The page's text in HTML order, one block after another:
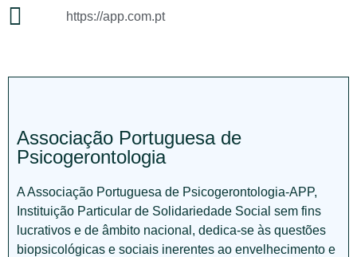
https://app.com.pt
Associação Portuguesa de
Psicogerontologia
A Associação Portuguesa de Psicogerontologia-APP,
Instituição Particular de Solidariedade Social sem fins
lucrativos e de âmbito nacional, dedica-se às questões
biopsicológicas e sociais inerentes ao envelhecimento e